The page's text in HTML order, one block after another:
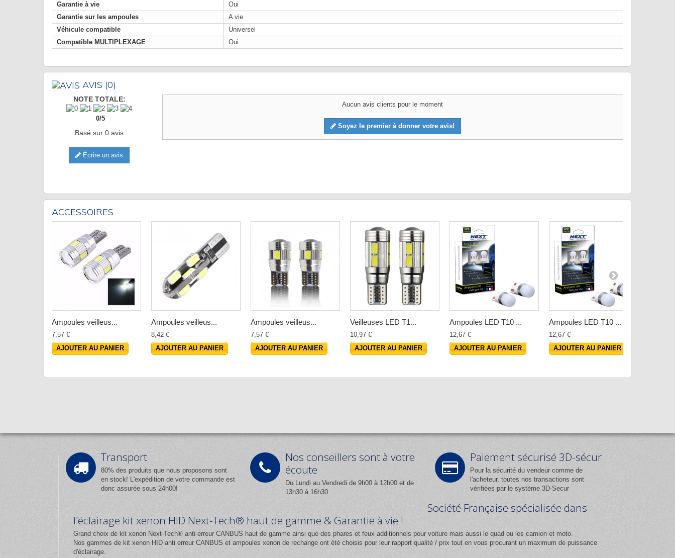
Garantie à vie
Oui
Garantie sur les ampoules
A vie
Véhicule compatible
Universel
Compatible MULTIPLEXAGE
Oui
AVIS (0)
NOTE TOTALE:
0/5
Basé sur0 avis
Écrire un avis
Aucun avis clients pour le moment
Soyez le premier à donner votre avis!
ACCESSOIRES
Ampoules veilleus...
7,57 €
AJOUTER AU PANIER
Ampoules veilleus...
8,42 €
AJOUTER AU PANIER
Ampoules veilleus...
7,57 €
AJOUTER AU PANIER
Veilleuses LED T1...
10,97 €
AJOUTER AU PANIER
Ampoules LED T10 ...
12,67 €
AJOUTER AU PANIER
Ampoules LED T10 ...
12,67 €
AJOUTER AU PANIER
Transport
80% des produits que nous proposons sont
en stock! L'expédition de votre commande est
donc assurée sous 24h00!
Nos conseillers sont à votre
écoute
Du Lundi au Vendredi de 9h00 à 12h00 et de
13h30 à 16h30
Paiement sécurisé 3D-sécur
Pour la sécurité du vendeur comme de
l'acheteur, toutes nos transactions sont
vérifiées par le système 3D-Secur
Société Française spécialisée dans
l'éclairage kit xenon HID Next-Tech® haut de gamme & Garantie à vie !
Grand choix de kit xenon Next-Tech® anti-erreur CANBUS haut de gamme ainsi que des phares et feux additionnels pour voiture mais aussi le quad ou les camion et moto.
Nos gammes de kit xenon HID anti erreur CANBUS et ampoules xenon de rechange ont été choisis pour leur rapport qualité / prix tout en vous procurant un maximum de puissance
d'éclairage.